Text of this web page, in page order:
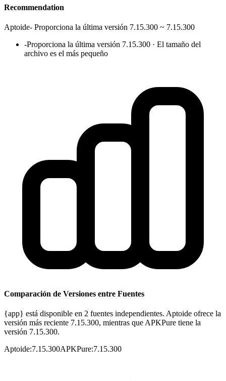
Recommendation
Aptoide- Proporciona la última versión 7.15.300 ~ 7.15.300
-Proporciona la última versión 7.15.300 · El tamaño del
archivo es el más pequeño
Comparación de Versiones entre Fuentes
{app} está disponible en 2 fuentes independientes. Aptoide ofrece la
versión más reciente 7.15.300, mientras que APKPure tiene la
versión 7.15.300.
Aptoide:7.15.300APKPure:7.15.300